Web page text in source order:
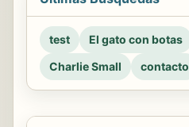
test El gato con botas
Charlie Small
contacto